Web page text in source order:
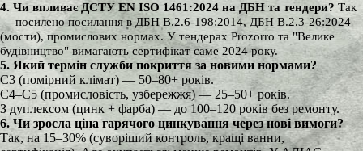
4. Чи впливає ДСТУ EN ISO 1461:2024 на ДБН та тендери? Так
— посилено посилання в ДБН В.2.6-198:2014, ДБН В.2.3-26:2024
(мости), промислових нормах. У тендерах Prozorro та "Велике
будівництво" вимагають сертифікат саме 2024 року.
5. Який термін служби покриття за новими нормами?
C3 (помірний клімат) — 50–80+ років.
C4–C5 (промисловість, узбережжя) — 25–50+ років.
З дуплексом (цинк + фарба) — до 100–120 років без ремонту.
6. Чи зросла ціна гарячого цинкування через нові вимоги?
Так, на 15–30% (суворіший контроль, кращі ванни,